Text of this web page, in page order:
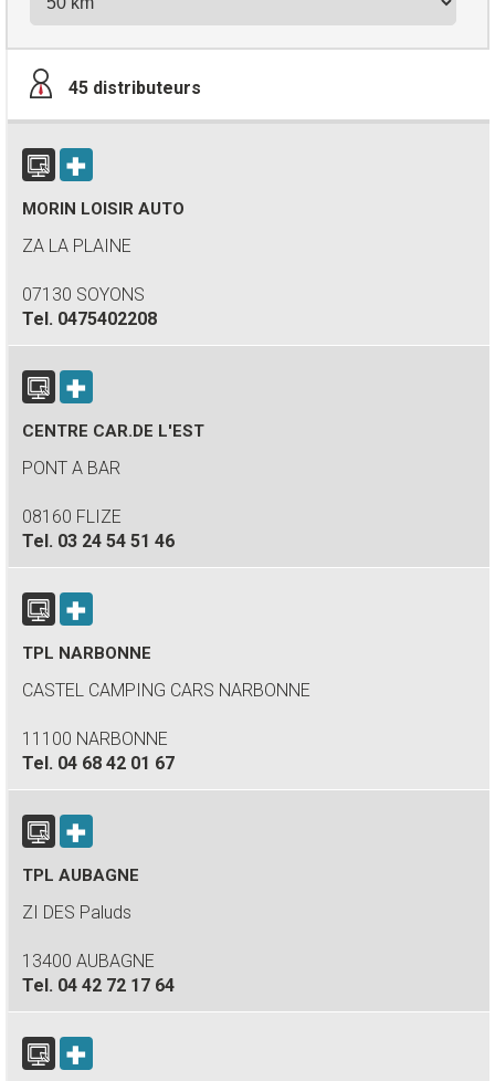
45 distributeurs
MORIN LOISIR AUTO
ZA LA PLAINE
07130 SOYONS
Tel. 0475402208
CENTRE CAR.DE L'EST
PONT A BAR
08160 FLIZE
Tel. 03 24 54 51 46
TPL NARBONNE
CASTEL CAMPING CARS NARBONNE
11100 NARBONNE
Tel. 04 68 42 01 67
TPL AUBAGNE
ZI DES Paluds
13400 AUBAGNE
Tel. 04 42 72 17 64